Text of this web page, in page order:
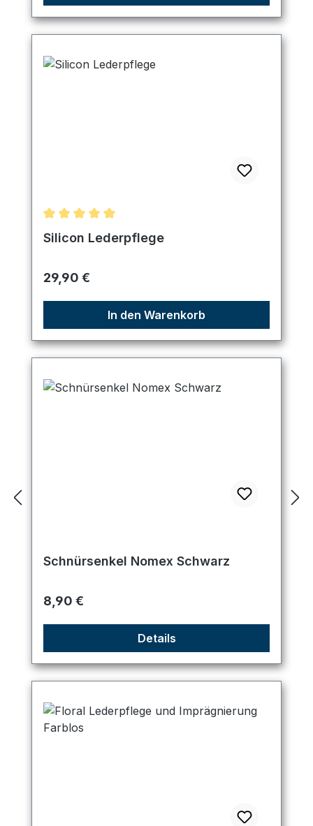
Durchschnittliche Bewertung von 5 von 5 Sternen
Silicon Lederpflege
Regulärer Preis:
29,90 €
In den Warenkorb
Schnürsenkel Nomex Schwarz
Regulärer Preis:
8,90 €
Details